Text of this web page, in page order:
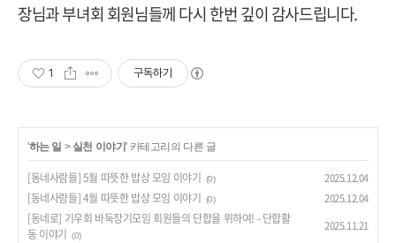
장님과 부녀회 회원님들께 다시 한번 깊이 감사드립니다.
1 구독하기
'하는 일 > 실천 이야기' 카테고리의 다른 글
[동네사람들] 5월 따뜻한 밥상 모임 이야기 (0) 2025.12.04
[동네사람들] 4월 따뜻한 밥상 모임 이야기 (0) 2025.12.04
[동네로] 기우회 바둑장기모임 회원들의 단합을 위하여! - 단합활
동 이야기 (0)
2025.11.21